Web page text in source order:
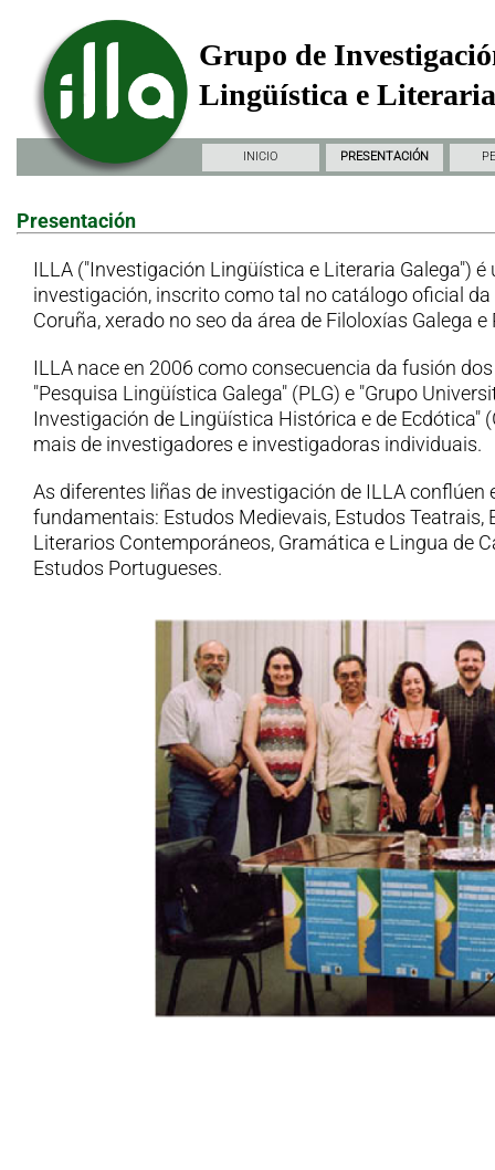
Grupo de
Lingüística e
INICIO PRESENTACIÓN
Presentación
ILLA ("Investigación Lingüística e Literaria Galega") é
investigación, inscrito como tal no catálogo oficial da
Coruña, xerado no seo da área de Filoloxías Galega e
ILLA nace en 2006 como consecuencia da fusión
"Pesquisa Lingüística Galega" (PLG) e "Grupo
Investigación de Lingüística Histórica e de Ecdótica"
mais de investigadores e investigadoras individuais.
As diferentes liñas de investigación de ILLA conflúen
fundamentais: Estudos Medievais, Estudos Teatrais,
Literarios Contemporáneos, Gramática e Lingua de
Estudos Portugueses.